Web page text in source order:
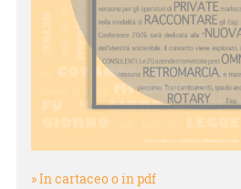
» In cartaceo o in pdf